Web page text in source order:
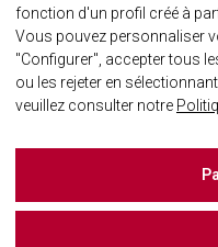
+34
fonction d'un profil créé à
Vous pouvez personnaliser
"Configurer", accepter tous
ou les rejeter en
veuillez consulter notre